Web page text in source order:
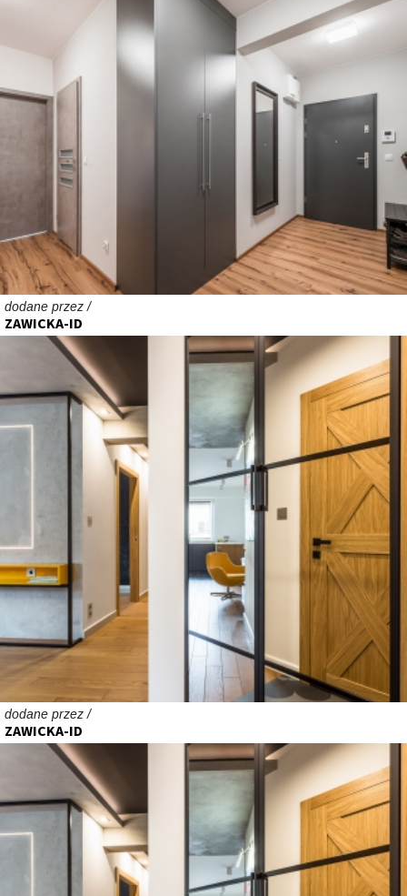
dodane przez /
ZAWICKA-ID
dodane przez /
ZAWICKA-ID